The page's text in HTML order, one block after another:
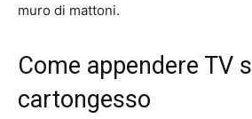
muro di mattoni.
Come appendere TV
cartongesso